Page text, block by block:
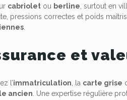
cabriolet ou berline , surtout en
pressions correctes et poids
et
l’immatriculation , la carte grise
ancien . Une expertise régulière